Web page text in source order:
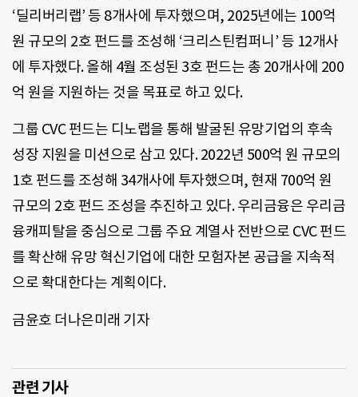
‘딜리버리랩’ 등 8개사에 투자했으며, 2025년에는 100억
원 규모의 2호 펀드를 조성해 ‘크리스틴컴퍼니’ 등 12개사
에 투자했다. 올해 4월 조성된 3호 펀드는 총 20개사에 200
억 원을 지원하는 것을 목표로 하고 있다.
그룹 CVC 펀드는 디노랩을 통해 발굴된 유망기업의 후속
성장 지원을 미션으로 삼고 있다. 2022년 500억 원 규모의
1호 펀드를 조성해 34개사에 투자했으며, 현재 700억 원
규모의 2호 펀드 조성을 추진하고 있다. 우리금융은 우리금
융캐피탈을 중심으로 그룹 주요 계열사 전반으로 CVC 펀드
를 확산해 유망 혁신기업에 대한 모험자본 공급을 지속적
으로 확대한다는 계획이다.
금윤호 더나은미래 기자
관련 기사